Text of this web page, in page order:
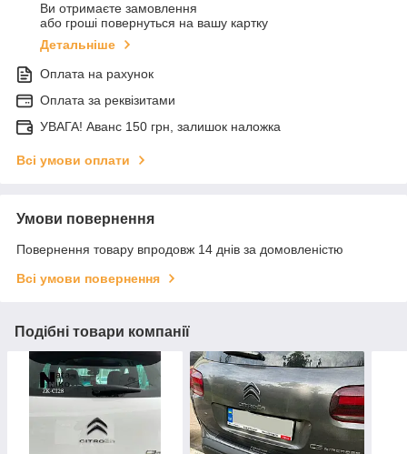
Ви отримаєте замовлення
або гроші повернуться на вашу картку
Детальніше
Оплата на рахунок
Оплата за реквізитами
УВАГА! Аванс 150 грн, залишок наложка
Всі умови оплати
Умови повернення
Повернення товару впродовж 14 днів за домовленістю
Всі умови повернення
Подібні товари компанії